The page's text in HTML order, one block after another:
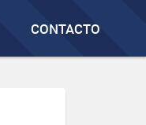
CONTACTO